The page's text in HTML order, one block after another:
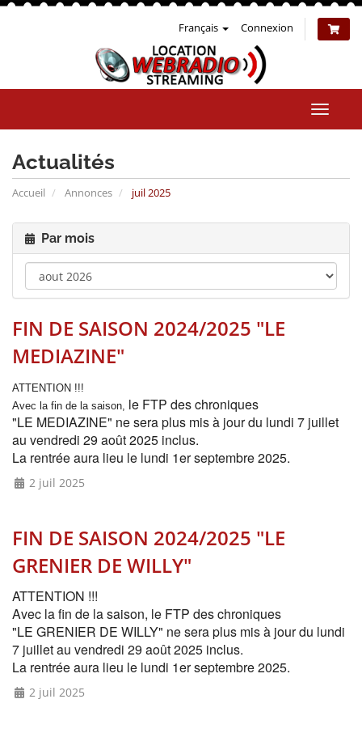
Français Connexion
la
Actualités
Accueil Annonces juil 2025
Par mois
FIN DE SAISON 2024/2025 "LE
MEDIAZINE"
ATTENTION !!!
Avec la fin de la saison, le FTP des chroniques
"LE MEDIAZINE" ne sera plus mis à jour du lundi 7 juillet
au vendredi 29 août 2025 inclus.
La rentrée aura lieu le lundi 1er septembre 2025.
2 juil 2025
FIN DE SAISON 2024/2025 "LE
GRENIER DE WILLY"
ATTENTION !!!
Avec la fin de la saison, le FTP des chroniques
"LE GRENIER DE WILLY" ne sera plus mis à jour du lundi
7 juillet au vendredi 29 août 2025 inclus.
La rentrée aura lieu le lundi 1er septembre 2025.
2 juil 2025